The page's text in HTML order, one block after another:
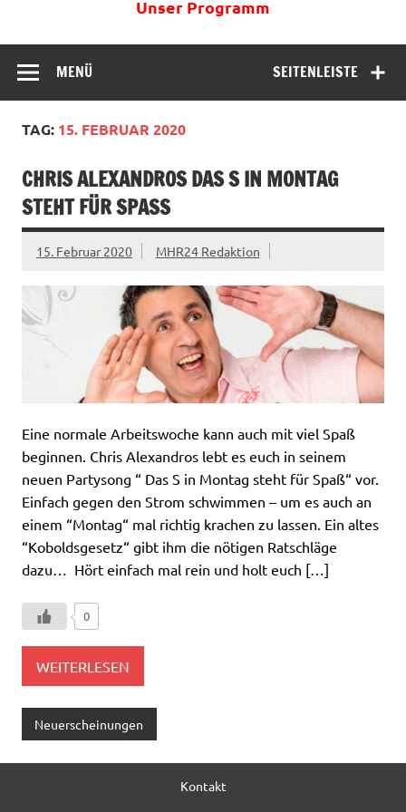
Unser Programm
SEITENLEISTE
MENÜ
TAG: 15. FEBRUAR 2020
CHRIS ALEXANDROS DAS S IN MONTAG
STEHT FÜR SPASS
15. Februar 2020 MHR24 Redaktion
Eine normale Arbeitswoche kann auch mit viel Spaß
beginnen. Chris Alexandros lebt es euch in seinem
neuen Partysong “ Das S in Montag steht für Spaß“ vor.
Einfach gegen den Strom schwimmen – um es auch an
einem “Montag“ mal richtig krachen zu lassen. Ein altes
“Koboldsgesetz“ gibt ihm die nötigen Ratschläge
dazu… Hört einfach mal rein und holt euch […]
0
WEITERLESEN
Neuerscheinungen
Kontakt